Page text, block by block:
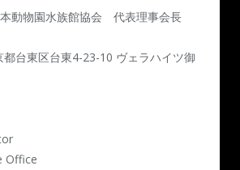
動物園水族館協会 代表理事会長
台東区台東4-23-10 ヴェラハイツ御
Office